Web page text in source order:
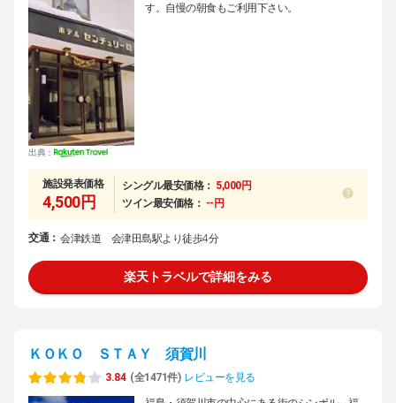
出典：
す。自慢の朝食もご利用下さい。
施設発表価格
4,500円
シングル最安価格： 5,000円
ツイン最安価格： --円
交通： 会津鉄道 会津田島駅より徒歩4分
楽天トラベルで詳細をみる
ＫＯＫＯ ＳＴＡＹ 須賀川
3.84 (全1471件) レビューを見る